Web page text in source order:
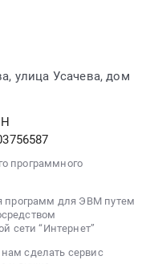
улица Усачева, дом
программного
программ для ЭВМ путем
сети “Интернет”
сделать сервис